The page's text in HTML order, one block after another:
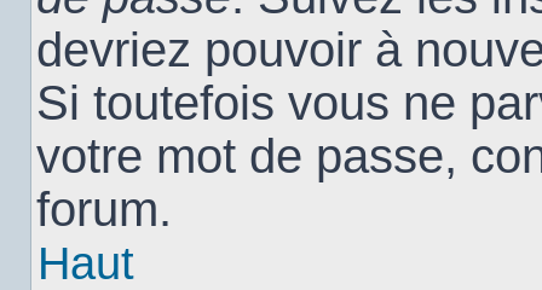
devriez pouvoir à
Si toutefois vous ne
votre mot de passe,
forum.
Haut